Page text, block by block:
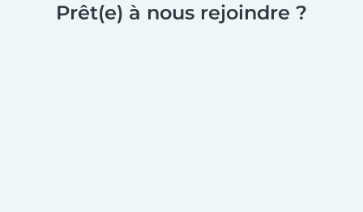
Prêt(e) à nous rejoindre ?